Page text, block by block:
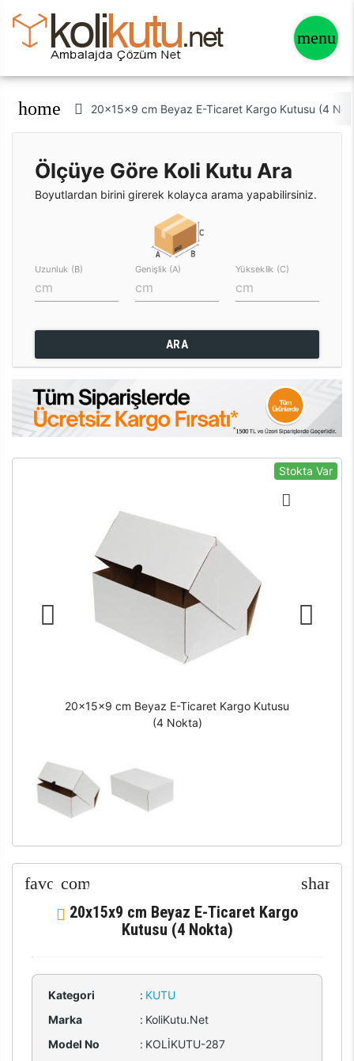
home 20x15x9 cm Beyaz E-Ticaret Kargo Kutusu (4
Ölçüye Göre Koli Kutu Ara
Boyutlardan birini girerek kolayca arama yapabilirsiniz.
Uzunluk (B) Genişlik (A) Yükseklik (C)
ARA
Stokta Var
20x15x9 cm Beyaz E-Ticaret Kargo Kutusu
(4 Nokta)
20x15x9 cm Beyaz E-Ticaret Kargo
Kutusu (4 Nokta)
Kategori : KUTU
Marka
: KoliKutu.Net
Model No
: KOLİKUTU-287